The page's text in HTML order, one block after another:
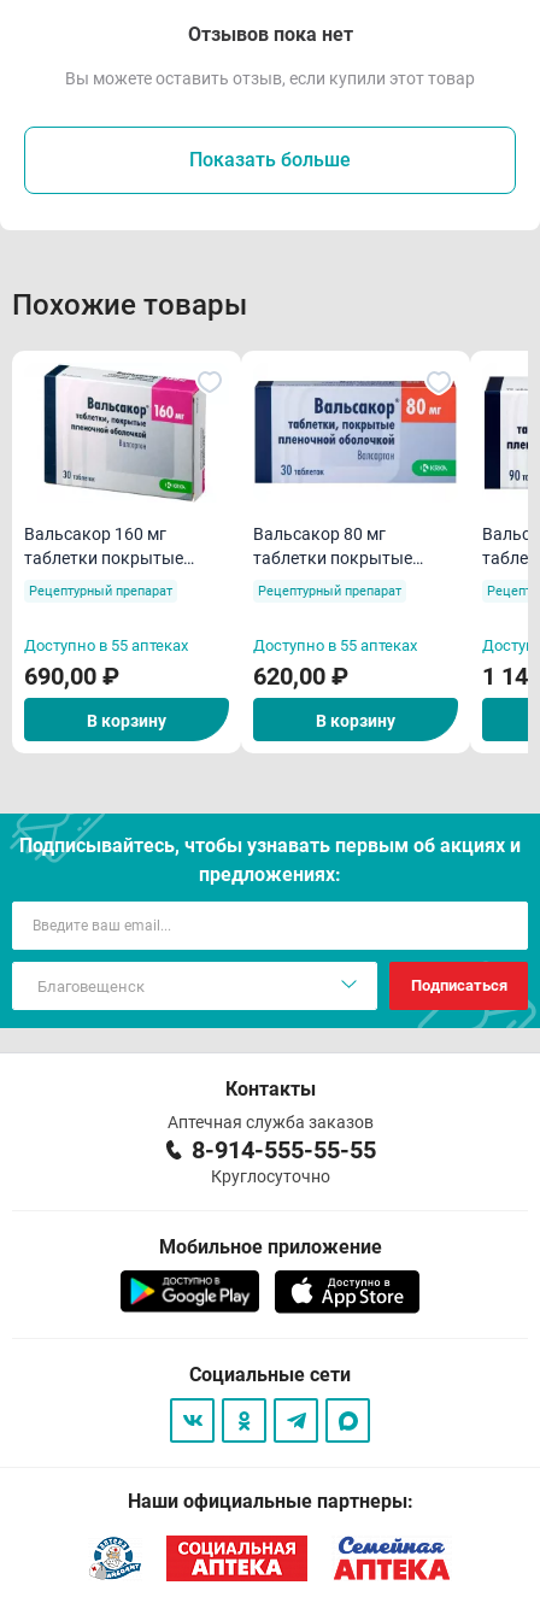
Отзывов пока нет
Вы можете оставить отзыв, если купили этот товар
Показать больше
Похожие товары
Вальсакор 160 мг
таблетки покрытые
пленочной оболочкой
Рецептурный препарат
Доступно в 55 аптеках
690,00 ₽
В корзину
Вальсакор 80 мг
таблетки покрытые
пленочной оболочкой
Рецептурный препарат
Доступно в 55 аптеках
620,00 ₽
В корзину
1
Подписывайтесь, чтобы узнавать первым об акцияx и
предложениях:
Подписаться
Контакты
Аптечная служба заказов
8-914-555-55-55
Круглосуточно
Мобильное приложение
Социальные сети
Наши официальные партнеры: